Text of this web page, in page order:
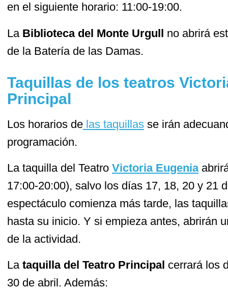
en el siguiente horario: 11:00-19:00.
La Biblioteca del Monte Urgull no abrirá
de la Batería de las Damas.
Taquillas de los teatros
Principal
Los horarios de las taquillas se irán
programación.
La taquilla del Teatro Victoria Eugenia
17:00-20:00), salvo los días 17, 18, 20 y 21
espectáculo comienza más tarde, las
hasta su inicio. Y si empieza antes, abrirán
de la actividad.
La taquilla del Teatro Principal cerrará los
30 de abril. Además: